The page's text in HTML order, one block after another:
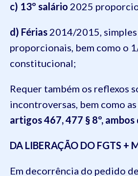
c) 13º salário 2025
d) Férias 2014/2015,
proporcionais, bem como o
constitucional;
Requer também os reflexos
incontroversas, bem como
artigos 467, 477 § 8º, ambos
DA LIBERAÇÃO DO FGTS +
Em decorrência do pedido